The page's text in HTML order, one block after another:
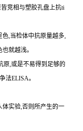
竞相与塑胶孔盘上抗ti
,当检体中抗原量越多,
就越浅。
原,或是不易得到足够的
法ELISA。
体实验,否则所产生的一